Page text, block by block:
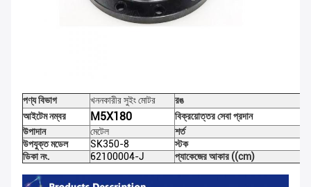
পণ্য বিভাগ খননকারীর সুইং মোটর
রঙ
আইটেম নম্বর
M5X180
বিক্রয়োত্তর সেবা প্রদান
উপাদান
মেটেল
শর্ত
উপযুক্ত মডেল
SK350-8
স্টক
ডিকা নং.
62100004-J প্যাকেজের আকার ((cm)